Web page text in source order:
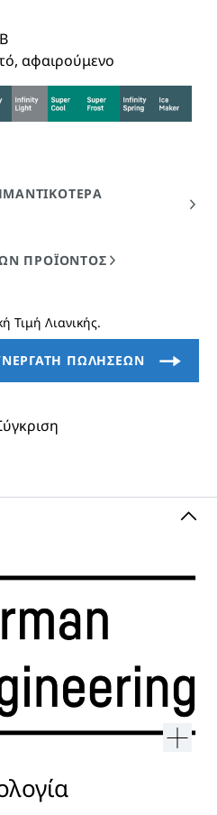
αφαιρούμενο
Τιμή Λιανικής.